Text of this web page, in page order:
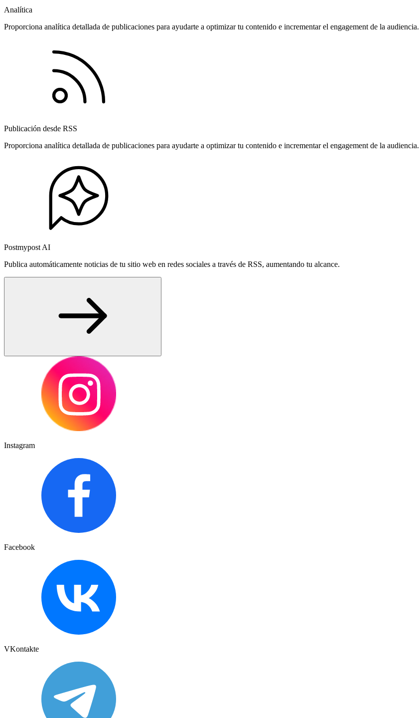
Analítica
Proporciona analítica detallada de publicaciones para ayudarte a optimizar tu contenido e incrementar el engagement de la audiencia.
Publicación desde RSS
Proporciona analítica detallada de publicaciones para ayudarte a optimizar tu contenido e incrementar el engagement de la audiencia.
Postmypost AI
Publica automáticamente noticias de tu sitio web en redes sociales a través de RSS, aumentando tu alcance.
Instagram
Facebook
VKontakte